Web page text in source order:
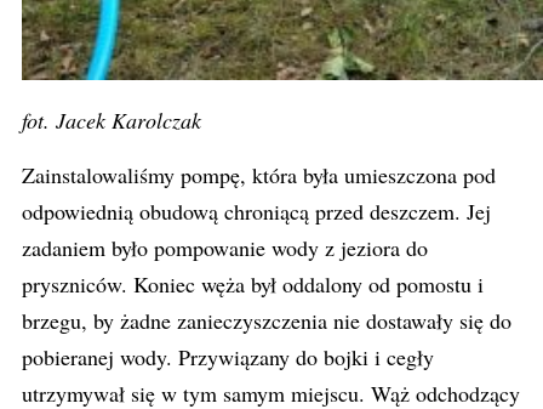
fot. Jacek Karolczak
Zainstalowaliśmy pompę, która była umieszczona pod
odpowiednią obudową chroniącą przed deszczem. Jej
zadaniem było pompowanie wody z jeziora do
pryszniców. Koniec węża był oddalony od pomostu i
brzegu, by żadne zanieczyszczenia nie dostawały się do
pobieranej wody. Przywiązany do bojki i cegły
utrzymywał się w tym samym miejscu. Wąż odchodzący